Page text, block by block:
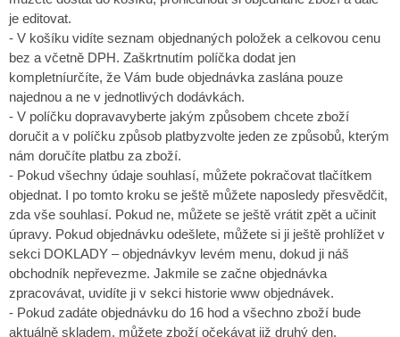
je editovat.
- V košíku vidíte seznam objednaných položek a celkovou cenu
bez a včetně DPH. Zaškrtnutím políčka dodat jen
kompletníurčíte, že Vám bude objednávka zaslána pouze
najednou a ne v jednotlivých dodávkách.
- V políčku dopravavyberte jakým způsobem chcete zboží
doručit a v políčku způsob platbyzvolte jeden ze způsobů, kterým
nám doručíte platbu za zboží.
- Pokud všechny údaje souhlasí, můžete pokračovat tlačítkem
objednat. I po tomto kroku se ještě můžete naposledy přesvědčit,
zda vše souhlasí. Pokud ne, můžete se ještě vrátit zpět a učinit
úpravy. Pokud objednávku odešlete, můžete si ji ještě prohlížet v
sekci DOKLADY – objednávkyv levém menu, dokud ji náš
obchodník nepřevezme. Jakmile se začne objednávka
zpracovávat, uvidíte ji v sekci historie www objednávek.
- Pokud zadáte objednávku do 16 hod a všechno zboží bude
aktuálně skladem, můžete zboží očekávat již druhý den.